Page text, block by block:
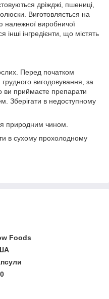
дріжджі, пшениці,
Виготовляється на
належної виробничої
інгредієнти, що містять
Перед початком
грудного вигодовування, за
ви приймаєте препарати
Зберігати в недоступному
природним чином.
в сухому прохолодному
Foods